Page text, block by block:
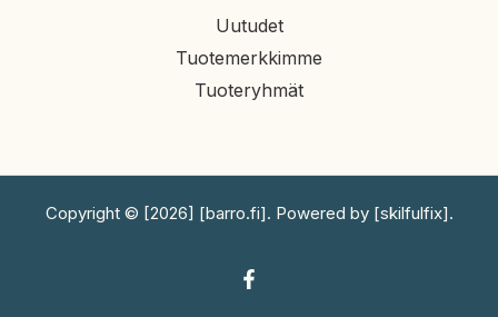
Uutudet
Tuotemerkkimme
Tuoteryhmät
Copyright © [2026] [barro.fi]. Powered by [skilfulfix].